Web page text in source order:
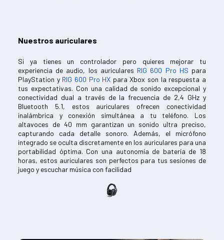
Nuestros auriculares
Si ya tienes un controlador pero quieres mejorar tu
experiencia de audio, los auriculares RIG 600 Pro HS para
PlayStation y RIG 600 Pro HX para Xbox son la respuesta a
tus expectativas. Con una calidad de sonido excepcional y
conectividad dual a través de la frecuencia de 2,4 GHz y
Bluetooth 5.1, estos auriculares ofrecen conectividad
inalámbrica y conexión simultánea a tu teléfono. Los
altavoces de 40 mm garantizan un sonido ultra preciso,
capturando cada detalle sonoro. Además, el micrófono
integrado se oculta discretamente en los auriculares para una
portabilidad óptima. Con una autonomía de batería de 18
horas, estos auriculares son perfectos para tus sesiones de
juego y escuchar música con facilidad